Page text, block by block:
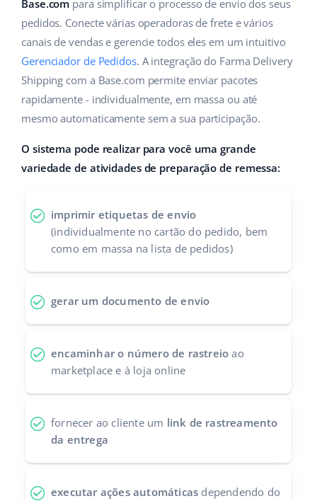
Gestão de Envios
Automação do fluxo de trabalho
Base Connect
IA para ecommerce
Base Analytics
Casa e jardim
Produtos infantis
Eletrônicos
Peças automotivas
Saúde e beleza
Ajuda
Academy
Blog
Auditoria de contas
Calculadora de benefícios
Colaboração e parcerias
english (US)
english (GB)
english (IN)
deutsch
Ελληνικά
español (AR)
español (MX)
Français
Italiano
português (BR)
中文
Base.com para simplificar o processo de envio dos seus
pedidos. Conecte várias operadoras de frete e vários
canais de vendas e gerencie todos eles em um intuitivo
Gerenciador de Pedidos. A integração do Farma Delivery
Shipping com a Base.com permite enviar pacotes
rapidamente - individualmente, em massa ou até
mesmo automaticamente sem a sua participação.
O sistema pode realizar para você uma grande
variedade de atividades de preparação de remessa:
imprimir etiquetas de envio
(individualmente no cartão do pedido, bem
como em massa na lista de pedidos)
gerar um documento de envio
encaminhar o número de rastreio ao
marketplace e à loja online
fornecer ao cliente um link de rastreamento
da entrega
executar ações automáticas dependendo do